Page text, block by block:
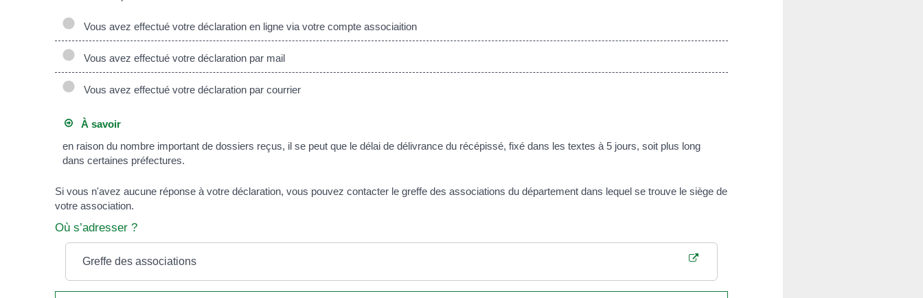
Vous avez effectué votre déclaration en ligne via votre compte associaition
Vous avez effectué votre déclaration par mail
Vous avez effectué votre déclaration par courrier
À savoir
en raison du nombre important de dossiers reçus, il se peut que le délai de délivrance du récépissé, fixé dans les textes à 5 jours, soit plus long
dans certaines préfectures.
Si vous n'avez aucune réponse à votre déclaration, vous pouvez contacter le greffe des associations du département dans lequel se trouve le siège de
votre association.
Où s’adresser ?
Greffe des associations